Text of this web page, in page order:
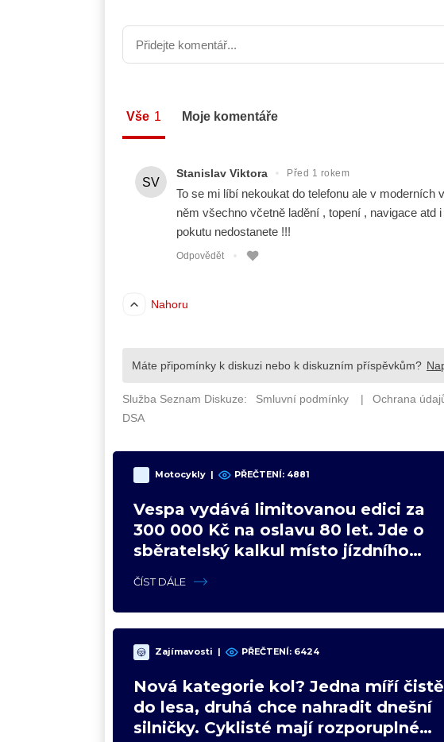
Motocykly | PŘEČTENÍ: 4881
Vespa vydává limitovanou edici za
300 000 Kč na oslavu 80 let. Jde o
sběratelský kalkul místo jízdního
upgradu
ČÍST DÁLE
Zajímavosti | PŘEČTENÍ: 6424
Nová kategorie kol? Jedna míří čistě
do lesa, druhá chce nahradit dnešní
silničky. Cyklisté mají rozporuplné